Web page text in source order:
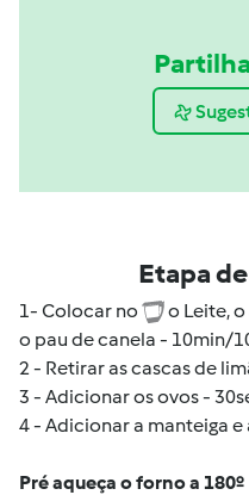
Etapa
1- Colocar no
o Leite,
o pau de canela - 10min/
2 - Retirar as cascas de
3 - Adicionar os ovos -
4 - Adicionar a manteiga
Pré aqueça o forno a 180º